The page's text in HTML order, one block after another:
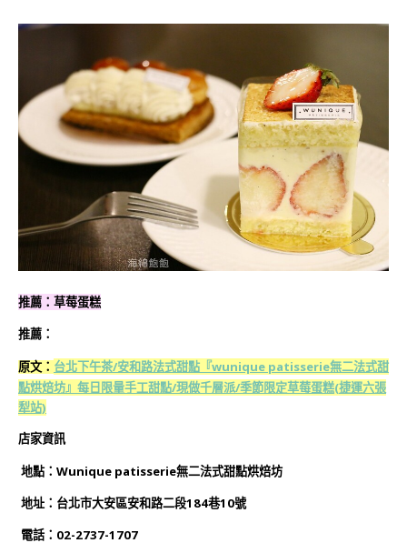
推薦：草莓蛋糕
推薦：
原文： 台北下午茶/安和路法式甜點『wunique patisserie無二法式甜
點烘焙坊』每日限量手工甜點/現做千層派/季節限定草莓蛋糕(捷運六張
犁站)
店家資訊
地點：Wunique patisserie無二法式甜點烘焙坊
地址：台北市大安區安和路二段184巷10號
電話：02-2737-1707